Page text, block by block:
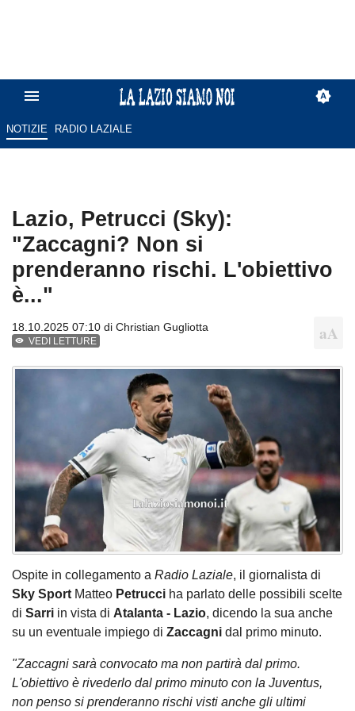
NOTIZIE RADIO LAZIALE
Lazio, Petrucci (Sky):
"Zaccagni? Non si
prenderanno rischi. L'obiettivo
è..."
18.10.2025 07:10 di Christian Gugliotta
VEDI LETTURE
Ospite in collegamento a Radio Laziale, il giornalista di
Sky Sport Matteo Petrucci ha parlato delle possibili scelte
di Sarri in vista di Atalanta - Lazio, dicendo la sua anche
su un eventuale impiego di Zaccagni dal primo minuto.
"Zaccagni sarà convocato ma non partirà dal primo.
L'obiettivo è rivederlo dal primo minuto con la Juventus,
non penso si prenderanno rischi visti anche gli ultimi